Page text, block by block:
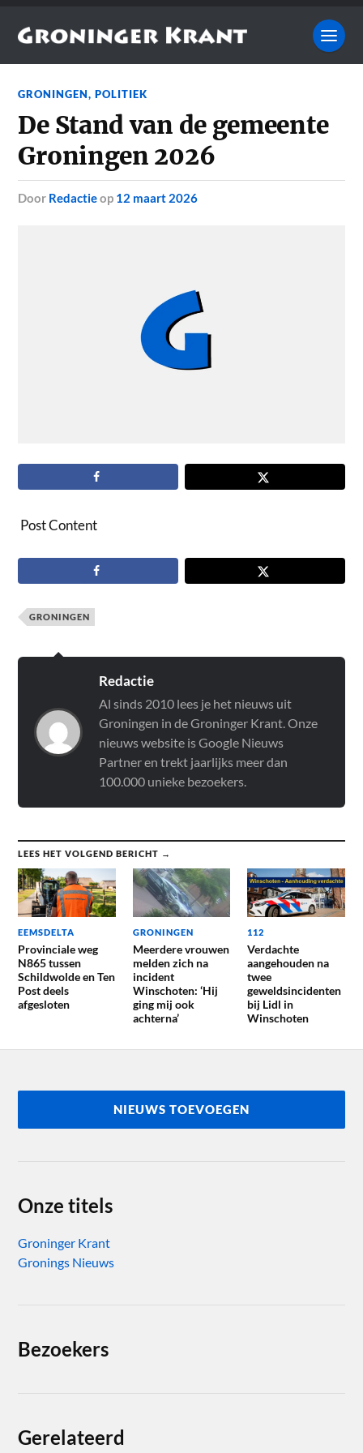
GRONINGEN,POLITIEK
De Stand van de gemeente
Groningen 2026
door Redactieop 12 maart 2026
Post Content
GRONINGEN
Redactie
Al sinds 2010 lees je het nieuws uit
Groningen in de Groninger Krant. Onze
nieuws website is Google Nieuws
Partner en trekt jaarlijks meer dan
100.000 unieke bezoekers.
LEES HET VOLGEND BERICHT →
EEMSDELTA
Provinciale weg
N865 tussen
Schildwolde en Ten
Post deels
afgesloten
GRONINGEN
Meerdere vrouwen
melden zich na
incident
Winschoten: ‘Hij
ging mij ook
achterna’
112
Verdachte
aangehouden na
twee
geweldsincidenten
bij Lidl in
Winschoten
NIEUWS TOEVOEGEN
Onze titels
Groninger Krant
Gronings Nieuws
Bezoekers
Gerelateerd